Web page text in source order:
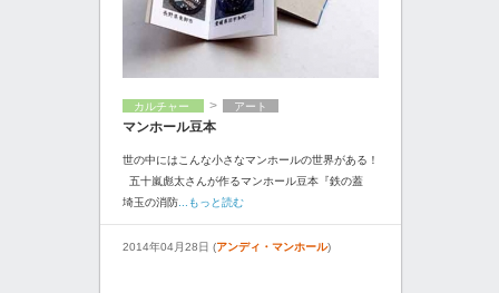
カルチャー > アート
マンホール豆本
世の中にはこんな小さなマンホールの世界がある！
五十嵐彪太さんが作るマンホール豆本『鉄の蓋
埼玉の消防 ...もっと読む
2014年04月28日 (アンディ・マンホール)